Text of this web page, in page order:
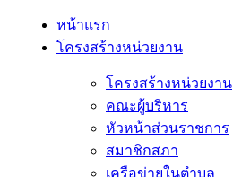
หน้าแรก
โครงสร้างหน่วยงาน
โครงสร้างหน่วยงาน
คณะผู้บริหาร
หัวหน้าส่วนราชการ
สมาชิกสภา
เครือข่ายในตำบล